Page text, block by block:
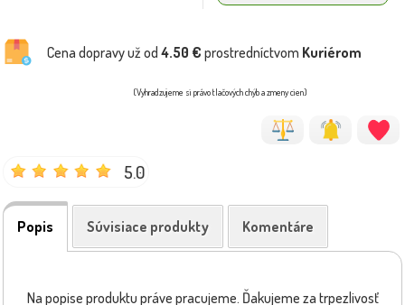
Cena dopravy už od 4.50 € prostredníctvom Kuriérom
(Vyhradzujeme si právo tlačových chýb a zmeny cien)
5.0
Popis Súvisiace produkty Komentáre
Na popise produktu práve pracujeme. Ďakujeme za trpezlivosť